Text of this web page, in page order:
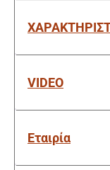
VIDEO
Εταιρία